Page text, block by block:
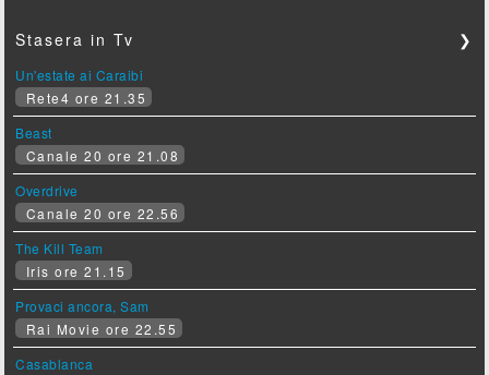
Stasera in Tv ❯
Un'estate ai Caraibi
Rete4 ore 21.35
Beast
Canale 20 ore 21.08
Overdrive
Canale 20 ore 22.56
The Kill Team
Iris ore 21.15
Provaci ancora, Sam
Rai Movie ore 22.55
Casablanca